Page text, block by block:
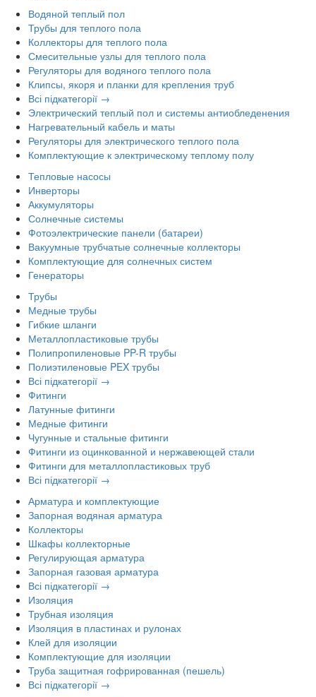
Водяной теплый пол
Трубы для теплого пола
Коллекторы для теплого пола
Смесительные узлы для теплого пола
Регуляторы для водяного теплого пола
Клипсы, якоря и планки для крепления труб
Всі підкатегорії →
Электрический теплый пол и системы антиобледенения
Нагревательный кабель и маты
Регуляторы для электрического теплого пола
Комплектующие к электрическому теплому полу
Тепловые насосы
Инверторы
Аккумуляторы
Солнечные системы
Фотоэлектрические панели (батареи)
Вакуумные трубчатые солнечные коллекторы
Комплектующие для солнечных систем
Генераторы
Трубы
Медные трубы
Гибкие шланги
Металлопластиковые трубы
Полипропиленовые PP-R трубы
Полиэтиленовые PEX трубы
Всі підкатегорії →
Фитинги
Латунные фитинги
Медные фитинги
Чугунные и стальные фитинги
Фитинги из оцинкованной и нержавеющей стали
Фитинги для металлопластиковых труб
Всі підкатегорії →
Арматура и комплектующие
Запорная водяная арматура
Коллекторы
Шкафы коллекторные
Регулирующая арматура
Запорная газовая арматура
Всі підкатегорії →
Изоляция
Трубная изоляция
Изоляция в пластинах и рулонах
Клей для изоляции
Комплектующие для изоляции
Труба защитная гофрированная (пешель)
Всі підкатегорії →